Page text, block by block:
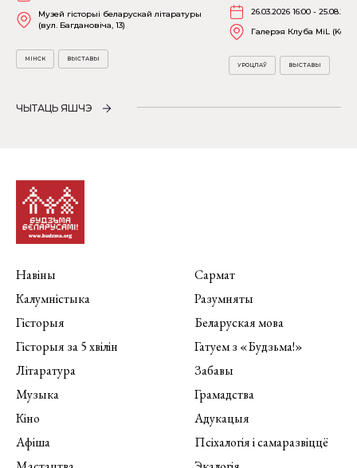
Музей гісторыі беларускай літаратуры
(вул. Багдановіча, 13)
МІНСК ВЫСТАВЫ
26.03.2026 16:00 -
Галерэя Клуба MiL
УРОЦЛАЎ ВЫСТАВЫ
ЧЫТАЦЬ ЯШЧЭ
Навіны
Калумністыка
Гісторыя
Гісторыя за 5 хвілін
Літаратура
Музыка
Кіно
Афіша
Сармат
Разумняты
Беларуская мова
Гатуем з «Будзьма!»
Забавы
Грамадства
Адукацыя
Псіхалогія і самаразвіццё